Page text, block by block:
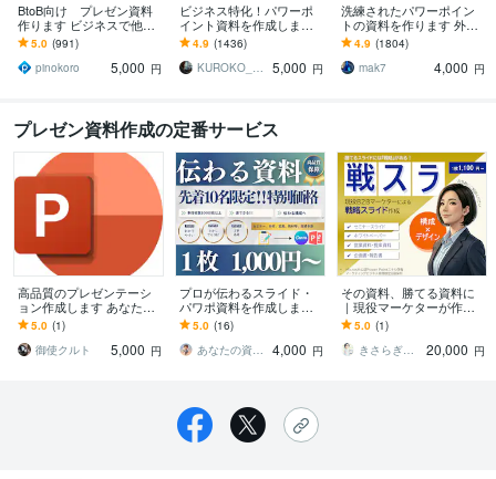
BtoB向け プレゼン資料
作ります ビジネスで他社
に差を付ける、信頼＆本
物のパワーポイント資料
5.0 (991)
pinokoro
5,000 円
ビジネス特化！パワーポ
イント資料を作成します
元コンサル/現デザイナー
が作成！ビジネス向けパ
ワポ資料
4.9 (1436)
KUROKO_001
5,000 円
洗練されたパワーポイン
トの資料を作ります 外資
系企業のビジネスのプロ
が差がつくパワーポイン
トをご提供！
4.9 (1804)
mak7
4,000 円
プレゼン資料作成の定番サービス
高品質のプレゼンテーシ
ョン作成します あなたの
プレゼンを成功させるた
めのお手伝いをさせてく
ださい。
5.0 (1)
御使クルト
5,000 円
プロが伝わるスライド・
パワポ資料を作成します
制作実績1万枚越え‼プレ
ゼン、セミナー、営業、
研修、図解等
5.0 (16)
あなたの資料デザイン工房
4,000 円
その資料、勝てる資料に
｜現役マーケターが作成
します 構成×デザインで、
成果につながる“戦略スラ
イド”作成します。
5.0 (1)
きさらぎ｜戦略スライド作成
20,000 円